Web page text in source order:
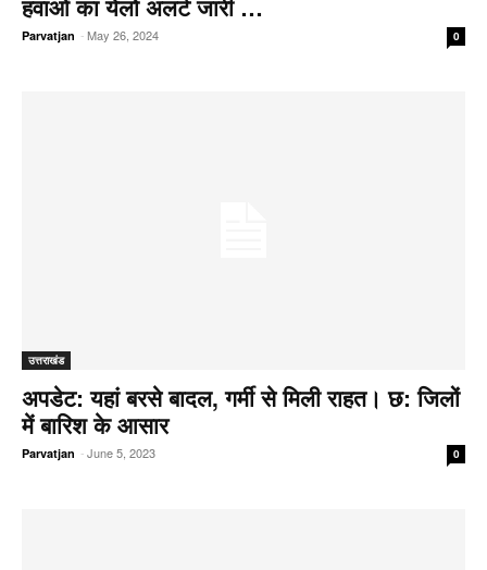
Parvatjan -May 26, 2024 0
उत्तराखंड
अपडेट: यहां बरसे बादल, गर्मी से मिली राहत। छ: जिलों
में बारिश के आसार
Parvatjan -June 5, 2023 0